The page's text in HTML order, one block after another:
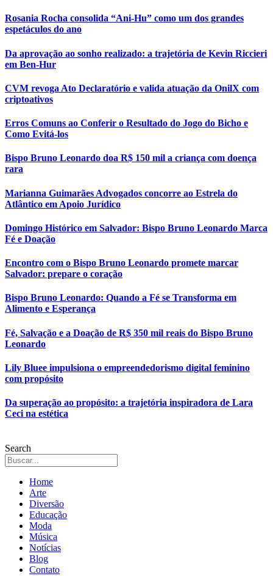
Rosania Rocha consolida “Ani-Hu” como um dos grandes
espetáculos do ano
Da aprovação ao sonho realizado: a trajetória de Kevin Riccieri
em Ben-Hur
CVM revoga Ato Declaratório e valida atuação da OnilX com
criptoativos
Erros Comuns ao Conferir o Resultado do Jogo do Bicho e
Como Evitá-los
Bispo Bruno Leonardo doa R$ 150 mil a criança com doença
rara
Marianna Guimarães Advogados concorre ao Estrela do
Atlântico em Apoio Jurídico
Domingo Histórico em Salvador: Bispo Bruno Leonardo Marca
Fé e Doação
Encontro com o Bispo Bruno Leonardo promete marcar
Salvador: prepare o coração
Bispo Bruno Leonardo: Quando a Fé se Transforma em
Alimento e Esperança
Fé, Salvação e a Doação de R$ 350 mil reais do Bispo Bruno
Leonardo
Lily Bluee impulsiona o empreendedorismo digital feminino
com propósito
Da superação ao propósito: a trajetória inspiradora de Lara
Ceci na estética
Search
Home
Arte
Diversão
Educação
Moda
Música
Notícias
Blog
Contato